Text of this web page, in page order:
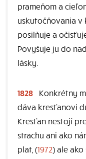
prameňom a
uskutočňovania v
posilňuje a
Povyšuje ju do
lásky.
1828
Konkrétny
dáva kresťanovi
Kresťan nestojí
strachu ani ako
plat, (1972) ale